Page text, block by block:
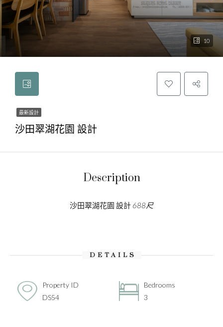
10
最新設計
沙田翠湖花園 設計
Description
沙田翠湖花園 設計 688尺
DETAILS
Property ID
DS54
Bedrooms
3